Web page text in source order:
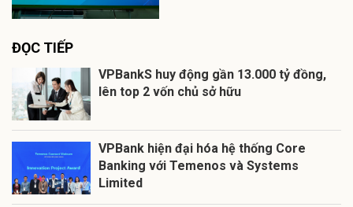
ĐỌC TIẾP
VPBankS huy động gần 13.000 tỷ đồng,
lên top 2 vốn chủ sở hữu
VPBank hiện đại hóa hệ thống Core
Banking với Temenos và Systems
Limited